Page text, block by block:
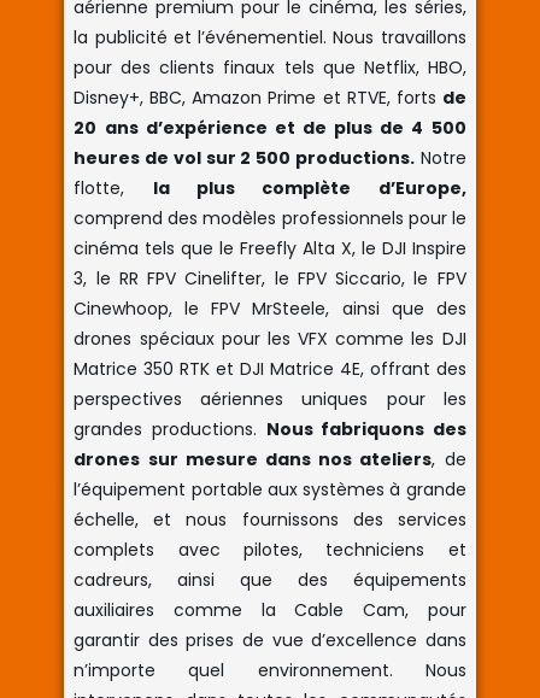
aérienne premium pour le cinéma, les séries,
la publicité et l’événementiel. Nous travaillons
pour des clients finaux tels que Netflix, HBO,
Disney+, BBC, Amazon Prime et RTVE, forts de
20 ans d’expérience et de plus de 4 500
heures de vol sur 2 500 productions.Notre
flotte, la plus complète d’Europe,
comprend des modèles professionnels pour le
cinéma tels que le Freefly Alta X, le DJI Inspire
3, le RR FPV Cinelifter, le FPV Siccario, le FPV
Cinewhoop, le FPV MrSteele, ainsi que des
drones spéciaux pour les VFX comme les DJI
Matrice 350 RTK et DJI Matrice 4E, offrant des
perspectives aériennes uniques pour les
grandes productions. Nous fabriquons des
drones sur mesure dans nos ateliers, de
l’équipement portable aux systèmes à grande
échelle, et nous fournissons des services
complets avec pilotes, techniciens et
cadreurs, ainsi que des équipements
auxiliaires comme la Cable Cam, pour
garantir des prises de vue d’excellence dans
n’importe quel environnement. Nous